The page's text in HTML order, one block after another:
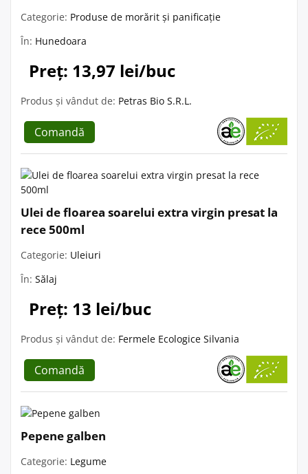
Categorie: Produse de morărit și panificație
În: Hunedoara
Preț: 13,97 lei/buc
Produs și vândut de: Petras Bio S.R.L.
Comandă
Ulei de floarea soarelui extra virgin presat la
rece 500ml
Categorie: Uleiuri
În: Sălaj
Preț: 13 lei/buc
Produs și vândut de: Fermele Ecologice Silvania
Comandă
Pepene galben
Categorie: Legume